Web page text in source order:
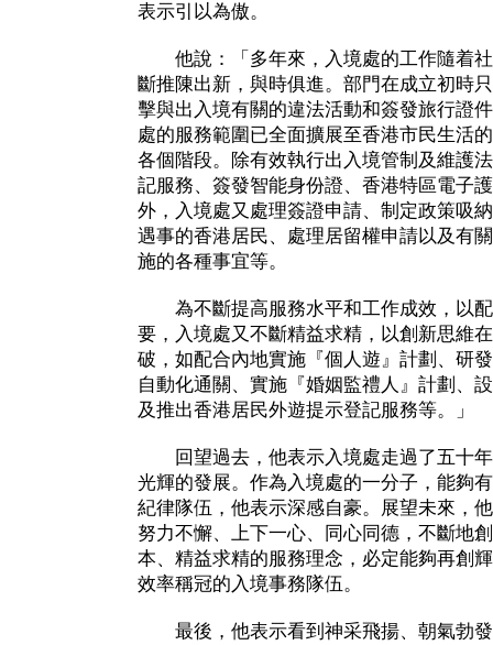
表示引以為傲。
他說：「多年來，入境處的工作隨着社
斷推陳出新，與時俱進。部門在成立初時
擊與出入境有關的違法活動和簽發旅行證
處的服務範圍已全面擴展至香港市民生活
各個階段。除有效執行出入境管制及維護
記服務、簽發智能身份證、香港特區電子
外，入境處又處理簽證申請、制定政策吸
遇事的香港居民、處理居留權申請以及有
施的各種事宜等。
為不斷提高服務水平和工作成效，以配
要，入境處又不斷精益求精，以創新思維
破，如配合內地實施『個人遊』計劃、研
自動化通關、實施『婚姻監禮人』計劃、
及推出香港居民外遊提示登記服務等。」
回望過去，他表示入境處走過了五十年
光輝的發展。作為入境處的一分子，能夠
紀律隊伍，他表示深感自豪。展望未來，
努力不懈、上下一心、同心同德，不斷地
本、精益求精的服務理念，必定能夠再創
效率稱冠的入境事務隊伍。
最後，他表示看到神采飛揚、朝氣勃發